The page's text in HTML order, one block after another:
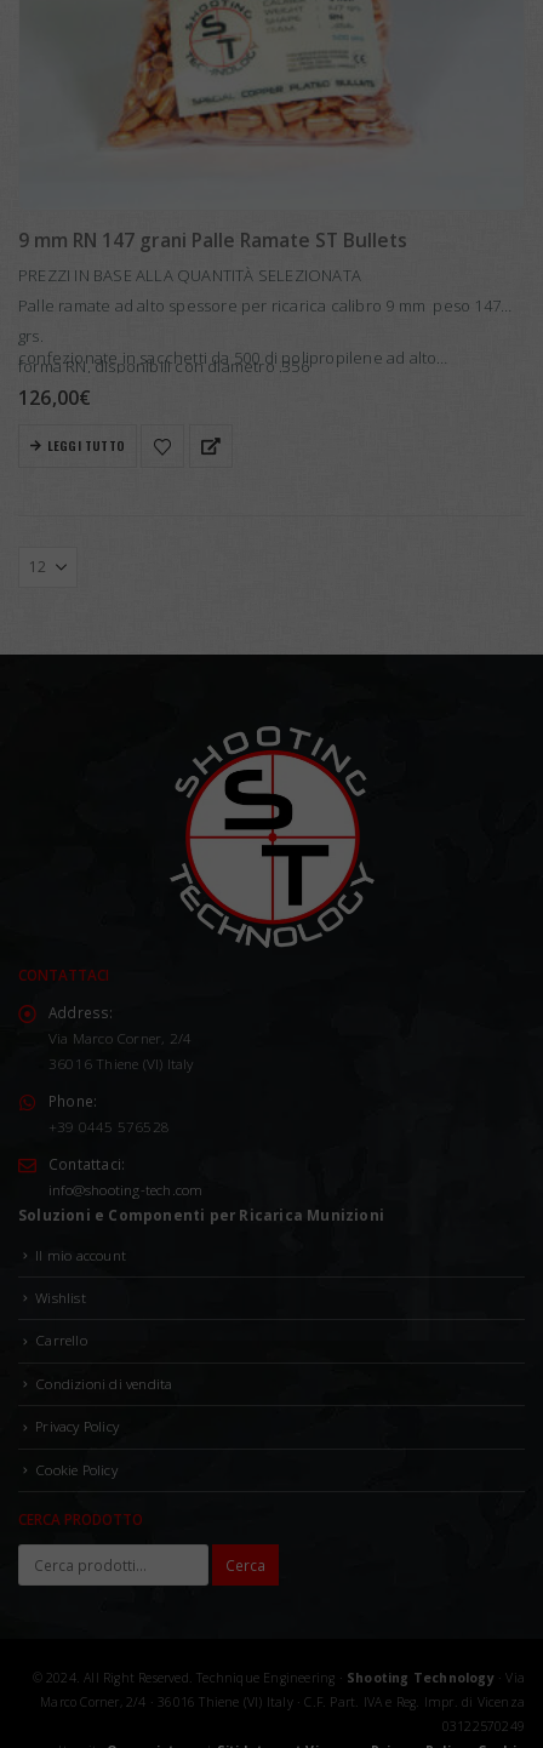
9 mm RN 147 grani Palle Ramate ST Bullets
PREZZI IN BASE ALLA QUANTITÀ SELEZIONATA
Palle ramate ad alto spessore per ricarica calibro 9 mm peso 147
grs.
forma RN, disponibili con diametro .356
confezionate in sacchetti da 500 di polipropilene ad alto…
126,00€
LEGGI TUTTO
CONTATTACI
Address:
Via Marco Corner, 2/4
36016 Thiene (VI) Italy
Phone:
+39 0445 576528
Contattaci:
info@shooting-tech.com
Soluzioni e Componenti per Ricarica Munizioni
Il mio account
Wishlist
Carrello
Condizioni di vendita
Privacy Policy
Cookie Policy
CERCA PRODOTTO
Cerca
© 2024. All Right Reserved. Technique Engineering · Shooting Technology· Via
Marco Corner, 2/4 · 36016 Thiene (VI) Italy · C.F. Part. IVA e Reg. Impr. di Vicenza
03122570249